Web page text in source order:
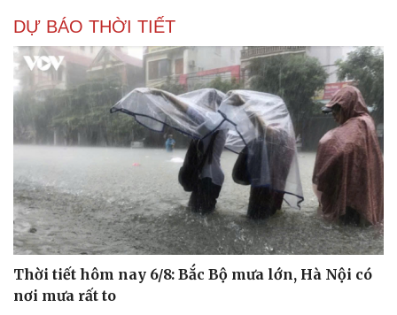
DỰ BÁO THỜI TIẾT
Thời tiết hôm nay 6/8: Bắc Bộ mưa lớn, Hà Nội có
nơi mưa rất to